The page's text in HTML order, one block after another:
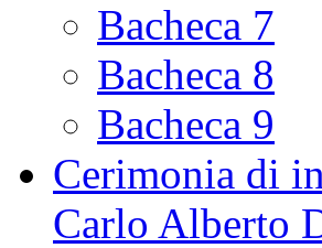
Bacheca 7
Bacheca 8
Bacheca 9
Cerimonia di
Carlo Alberto